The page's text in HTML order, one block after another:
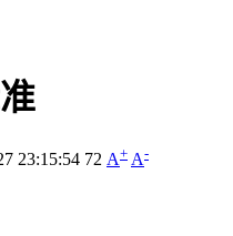
23:15:54 72 A+ A-